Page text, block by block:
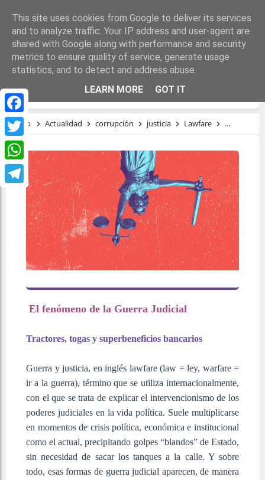
Facebook
Twitter
WhatsApp
Telegram
EL FENÓMENO DE LA GUERRA JUDICIAL
Inicio Actualidad corrupción justicia Lawfare
El fenómeno de la Guerra Judicial
Tractores, togas y superbeneficios bancarios
Guerra y justicia, en inglés lawfare (law = ley, warfare =
ir a la guerra), término que se utiliza internacionalmente,
con el que se trata de explicar el intervencionismo de los
poderes judiciales en la vida política. Suele multiplicarse
en momentos de crisis política, económica e institucional
como el actual, precipitando golpes “blandos” de Estado,
sin necesidad de sacar los tanques a la calle. Y sobre
todo, esas formas de guerra judicial aparecen, de manera
This site uses cookies from Google to deliver its services
and to analyze traffic. Your IP address and user-agent are
shared with Google along with performance and security
metrics to ensure quality of service, generate usage
statistics, and to detect and address abuse.
LEARN MORE
GOT IT